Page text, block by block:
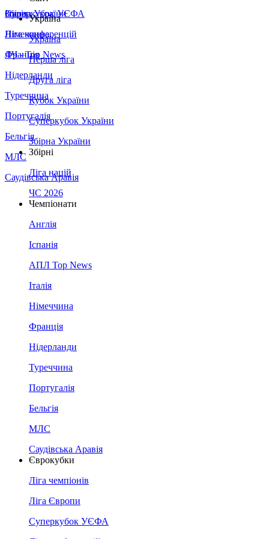
Збірна України
Італія
Німеччина
Франція
Нідерланди
Туреччина
Португалія
Бельгія
МЛС
Саудівська Аравія
Суперкубок УЄФА
Ліга конференцій
ЛЧ - Top News
Україна
Україна
Перша ліга
Друга ліга
Кубок України
Суперкубок України
Збірна України
Збірні
Ліга націй
ЧС 2026
Чемпіонати
Англія
Іспанія
АПЛ Top News
Італія
Німеччина
Франція
Нідерланди
Туреччина
Португалія
Бельгія
МЛС
Саудівська Аравія
Єврокубки
Ліга чемпіонів
Ліга Європи
Суперкубок УЄФА